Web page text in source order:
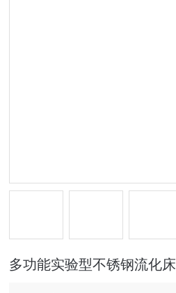
多功能实验型不锈钢流化床